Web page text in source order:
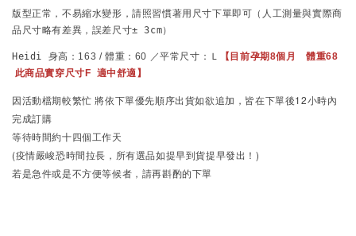
版型正常，不易縮水變形，請照習慣著用尺寸下單即可 （人工測量與實際商
品尺寸略有差異，誤差尺寸± 3cm）
Heidi 身高：163 / 體重：60 ／平常尺寸：Ｌ
【目前孕期8個月　體重68
此商品實穿尺寸F 適中舒適】
因活動檔期較繁忙將依下單優先順序出貨如欲追加，皆在下單後12小時內
完成訂購
等待時間約十四個工作天
(疫情嚴峻恐時間拉長，所有選品如提早到貨提早發出！)
若是急件或是不方便等候者，請再斟酌的下單